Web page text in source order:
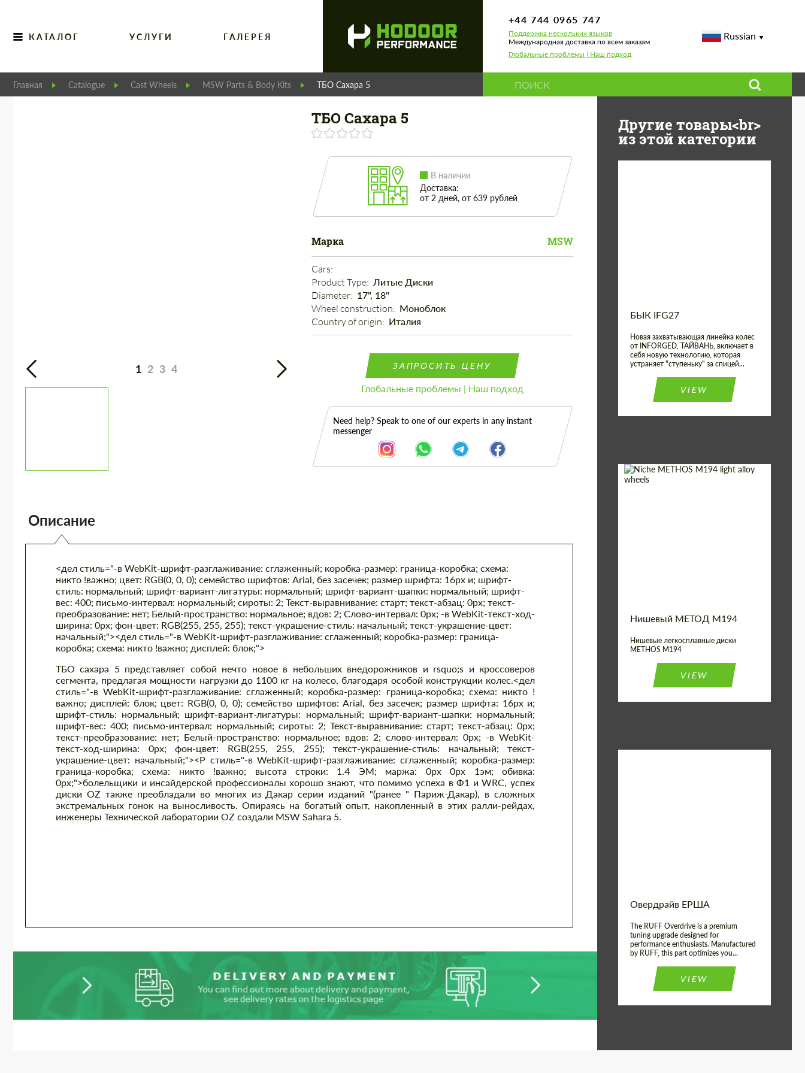
КАТАЛОГ УСЛУГИ ГАЛЕРЕЯ
+44 744 0965 747
Поддержка нескольких языков
Международная доставка по всем заказам
Глобальные проблемы | Наш подход
Russian
Главная Catalogue Cast Wheels MSW Parts & Body Kits ТБО Сахара 5
1 2 3 4
ТБО Сахара 5
В наличии
Доставка:
от 2 дней, от 639 рублей
Марка MSW
Cars:
Product Type: Литые Диски
Diameter: 17", 18"
Wheel construction: Моноблок
Country of origin: Италия
ЗАПРОСИТЬ ЦЕНУ
Глобальные проблемы | Наш подход
Need help? Speak to one of our experts in any instant
messenger
Описание
<дел стиль="-в WebKit-шрифт-разглаживание: сглаженный; коробка-размер: граница-коробка; схема:
никто !важно; цвет: RGB(0, 0, 0); семейство шрифтов: Arial, без засечек; размер шрифта: 16px и; шрифт-
стиль: нормальный; шрифт-вариант-лигатуры: нормальный; шрифт-вариант-шапки: нормальный; шрифт-
вес: 400; письмо-интервал: нормальный; сироты: 2; Текст-выравнивание: старт; текст-абзац: 0px; текст-
преобразование: нет; Белый-пространство: нормальное; вдов: 2; Слово-интервал: 0px; -в WebKit-текст-ход-
ширина: 0px; фон-цвет: RGB(255, 255, 255); текст-украшение-стиль: начальный; текст-украшение-цвет:
начальный;"><дел стиль="-в WebKit-шрифт-разглаживание: сглаженный; коробка-размер: граница-
коробка; схема: никто !важно; дисплей: блок;">
ТБО сахара 5 представляет собой нечто новое в небольших внедорожников и rsquo;s и кроссоверов
сегмента, предлагая мощности нагрузки до 1100 кг на колесо, благодаря особой конструкции колес.<дел
стиль="-в WebKit-шрифт-разглаживание: сглаженный; коробка-размер: граница-коробка; схема: никто !
важно; дисплей: блок; цвет: RGB(0, 0, 0); семейство шрифтов: Arial, без засечек; размер шрифта: 16px и;
шрифт-стиль: нормальный; шрифт-вариант-лигатуры: нормальный; шрифт-вариант-шапки: нормальный;
шрифт-вес: 400; письмо-интервал: нормальный; сироты: 2; Текст-выравнивание: старт; текст-абзац: 0px;
текст-преобразование: нет; Белый-пространство: нормальное; вдов: 2; слово-интервал: 0px; -в WebKit-
текст-ход-ширина: 0px; фон-цвет: RGB(255, 255, 255); текст-украшение-стиль: начальный; текст-
украшение-цвет: начальный;"><Р стиль="-в WebKit-шрифт-разглаживание: сглаженный; коробка-размер:
граница-коробка; схема: никто !важно; высота строки: 1.4 ЭМ; маржа: 0px 0px 1эм; обивка:
0px;">болельщики и инсайдерской профессионалы хорошо знают, что помимо успеха в Ф1 и WRC, успех
диски OZ также преобладали во многих из Дакар серии изданий "(ранее " Париж-Дакар), в сложных
экстремальных гонок на выносливость. Опираясь на богатый опыт, накопленный в этих ралли-рейдах,
инженеры Технической лаборатории OZ создали MSW Sahara 5.
Другие товары<br>
из этой категории
БЫК IFG27
Новая захватывающая линейка колес
от INFORGED, ТАЙВАНЬ, включает в
себя новую технологию, которая
устраняет "ступеньку" за спицей...
VIEW
Нишевый МЕТОД M194
Нишевые легкосплавные диски
METHOS M194
VIEW
Овердрайв ЕРША
The RUFF Overdrive is a premium
tuning upgrade designed for
performance enthusiasts. Manufactured
by RUFF, this part optimizes you...
VIEW